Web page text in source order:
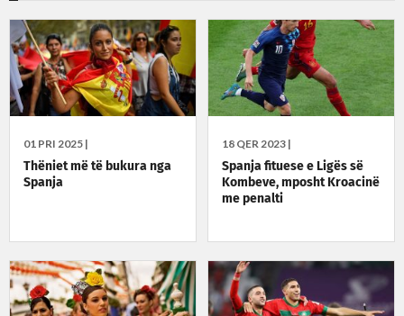
01 PRI 2025 |
Thëniet më të bukura nga
Spanja
18 QER 2023 |
Spanja fituese e Ligës së
Kombeve, mposht Kroacinë
me penalti